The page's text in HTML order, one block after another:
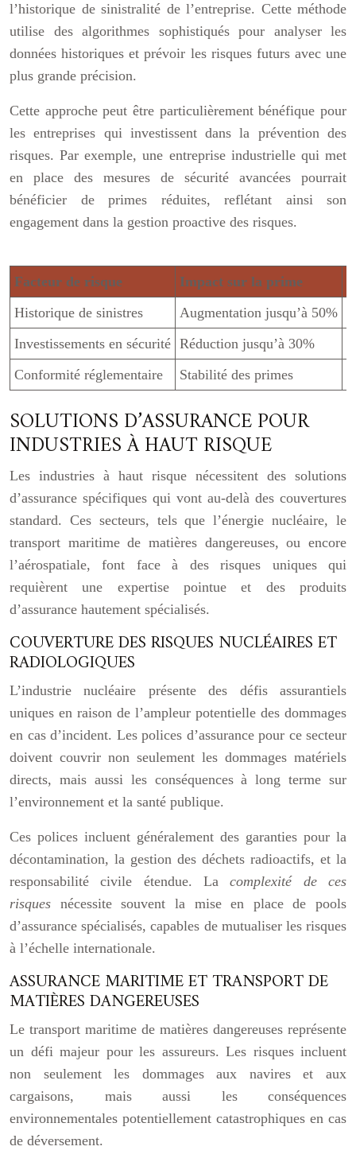
l’historique de sinistralité de l’entreprise. Cette méthode
utilise des algorithmes sophistiqués pour analyser les
données historiques et prévoir les risques futurs avec une
plus grande précision.
Cette approche peut être particulièrement bénéfique pour
les entreprises qui investissent dans la prévention des
risques. Par exemple, une entreprise industrielle qui met
en place des mesures de sécurité avancées pourrait
bénéficier de primes réduites, reflétant ainsi son
engagement dans la gestion proactive des risques.
Facteur de risque Impact sur la prime
Historique de sinistres
Augmentation jusqu’à 50%
Investissements en sécurité Réduction jusqu’à 30%
Conformité réglementaire
Stabilité des primes
SOLUTIONS D’ASSURANCE POUR
INDUSTRIES À HAUT RISQUE
Les industries à haut risque nécessitent des solutions
d’assurance spécifiques qui vont au-delà des couvertures
standard. Ces secteurs, tels que l’énergie nucléaire, le
transport maritime de matières dangereuses, ou encore
l’aérospatiale, font face à des risques uniques qui
requièrent une expertise pointue et des produits
d’assurance hautement spécialisés.
COUVERTURE DES RISQUES NUCLÉAIRES ET
RADIOLOGIQUES
L’industrie nucléaire présente des défis assurantiels
uniques en raison de l’ampleur potentielle des dommages
en cas d’incident. Les polices d’assurance pour ce secteur
doivent couvrir non seulement les dommages matériels
directs, mais aussi les conséquences à long terme sur
l’environnement et la santé publique.
Ces polices incluent généralement des garanties pour la
décontamination, la gestion des déchets radioactifs, et la
responsabilité civile étendue. Lacomplexité de ces
risques nécessite souvent la mise en place de pools
d’assurance spécialisés, capables de mutualiser les risques
à l’échelle internationale.
ASSURANCE MARITIME ET TRANSPORT DE
MATIÈRES DANGEREUSES
Le transport maritime de matières dangereuses représente
un défi majeur pour les assureurs. Les risques incluent
non seulement les dommages aux navires et aux
cargaisons, mais aussi les conséquences
environnementales potentiellement catastrophiques en cas
de déversement.